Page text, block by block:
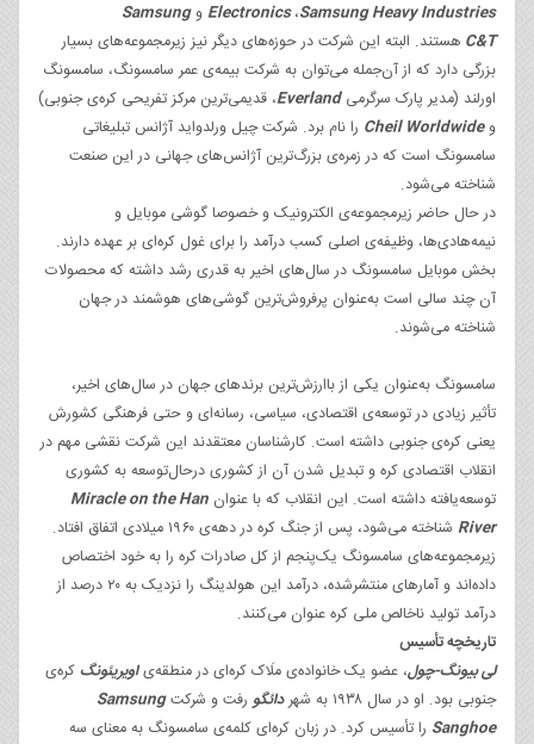
Electronics،Samsung Heavy Industries وSamsung
C&T هستند. البته این شرکت در حوزه‌های دیگر نیز زیرمجموعه‌های بسیار
بزرگی دارد که از آن‌جمله می‌توان به شرکت بیمه‌ی عمر سامسونگ، سامسونگ
اورلند (مدیر پارک سرگرمیEverland، قدیمی‌ترین مرکز تفریحی کره‌ی جنوبی)
وCheil Worldwide را نام برد. شرکت چیل ورلدواید آژانس تبلیغاتی
سامسونگ است که در زمره‌ی بزرگ‌ترین آژانس‌های جهانی در این صنعت
شناخته می‌شود.
در حال حاضر زیرمجموعه‌ی الکترونیک و خصوصا گوشی‌ موبایل و
نیمه‌هادی‌ها، وظیفه‌ی اصلی کسب درآمد را برای غول کره‌ای بر عهده دارند.
بخش موبایل سامسونگ در سال‌های اخیر به قدری رشد داشته که محصولات
آن چند سالی است به‌عنوان پرفروش‌ترین گوشی‌‌های هوشمند در جهان
شناخته می‌شوند.
سامسونگ به‌عنوان یکی از باارزش‌ترین برندهای جهان در سال‌های اخیر،
تأثیر زیادی در توسعه‌ی اقتصادی، سیاسی، رسانه‌ای و حتی فرهنگی کشورش
یعنی کره‌ی جنوبی داشته است. کارشناسان معتقدند این شرکت نقشی مهم در
انقلاب اقتصادی کره و تبدیل شدن آن از کشوری در‌حال‌توسعه به کشوری
توسعه‌یافته داشته است. این انقلاب که با عنوان Miracle on the Han
River
شناخته می‌شود، پس از جنگ کره در دهه‌ی ۱۹۶۰ میلادی اتفاق افتاد.
زیرمجموعه‌های سامسونگ یک‌پنجم از کل صادرات کره را به خود اختصاص
داده‌اند و آمارهای منتشرشده، درآمد این هولدینگ را نزدیک به ۲۰ درصد از
درآمد تولید ناخالص ملی کره عنوان می‌کنند.
تاریخچه‌ تأسیس
لی بیونگ-چول، عضو یک خانواده‌ی ملَاک کره‌ای در منطقه‌یاویریئونگکره‌ی
جنوبی بود. او در سال ۱۹۳۸ به شهر
دائگو رفت و شرکتSamsung
Sanghoe را تأسیس کرد. در زبان کره‌ای کلمه‌ی سامسونگ به معنای سه